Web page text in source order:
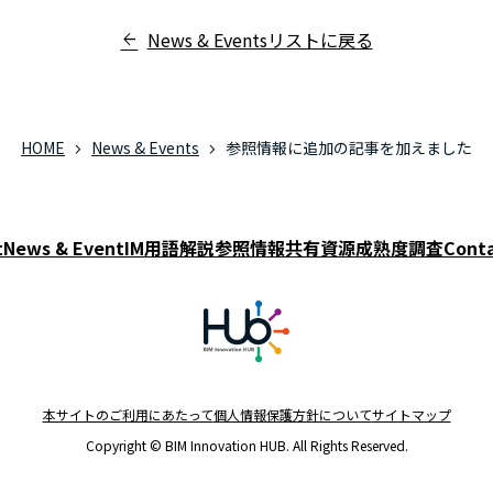
News & Eventsリストに戻る
HOME News & Events 参照情報に追加の記事を加えました
News & EventIM用語解説参照情報共有資源成熟度調査
本サイトのご利用にあたって個人情報保護方針についてサイトマップ
Copyright © BIM Innovation HUB. All Rights Reserved.